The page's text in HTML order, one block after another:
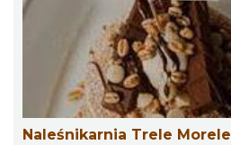
Naleśnikarnia Trele Morele